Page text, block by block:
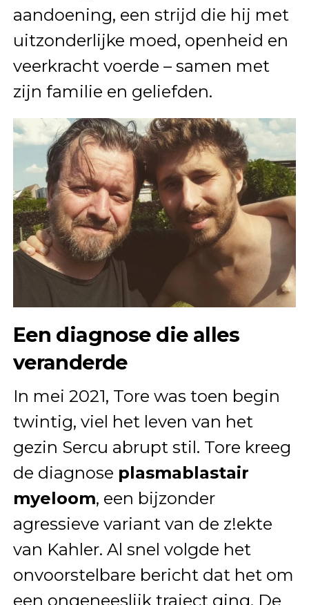
aandoening, een strijd die hij met
uitzonderlijke moed, openheid en
veerkracht voerde – samen met
zijn familie en geliefden.
Een diagnose die alles
veranderde
In mei 2021, Tore was toen begin
twintig, viel het leven van het
gezin Sercu abrupt stil. Tore kreeg
de diagnose plasmablastair
myeloom, een bijzonder
agressieve variant van de z!ekte
van Kahler. Al snel volgde het
onvoorstelbare bericht dat het om
een ongeneeslijk traject ging. De